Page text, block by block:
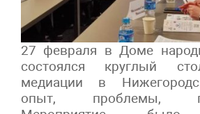
27 февраля в Доме
состоялся круглый
медиации в
опыт, проблемы,